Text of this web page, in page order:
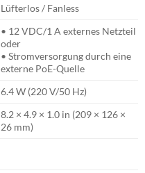
Lüfterlos / Fanless
• 12 VDC/1 A externes Netzteil
oder
• Stromversorgung durch eine
externe PoE-Quelle
6.4 W (220 V/50 Hz)
8.2 × 4.9 × 1.0 in (209 × 126 ×
26 mm)